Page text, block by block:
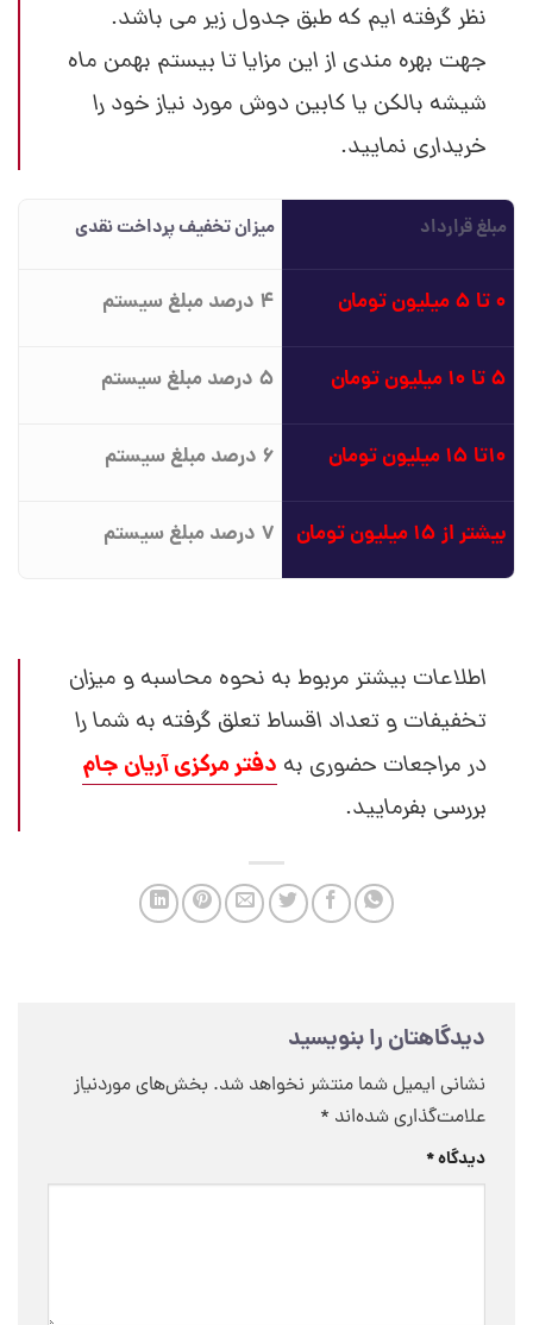
نظر گرفته ایم که طبق جدول زیر می باشد.
جهت بهره مندی از این مزایا تا بیستم بهمن ماه
شیشه بالکن یا کابین دوش مورد نیاز خود را
خریداری نمایید.
مبلغ قرارداد میزان تخفیف پرداخت نقدی
0 تا 5 میلیون تومان 4 درصد مبلغ سیستم
5 تا 10 میلیون تومان 5 درصد مبلغ سیستم
10تا 15 میلیون تومان 6 درصد مبلغ سیستم
بیشتر از 15 میلیون تومان 7 درصد مبلغ سیستم
اطلاعات بیشتر مربوط به نحوه محاسبه و میزان
تخفیفات و تعداد اقساط تعلق گرفته به شما را
در مراجعات حضوری به دفتر مرکزی آریان جام
بررسی بفرمایید.
دیدگاهتان را بنویسید
نشانی ایمیل شما منتشر نخواهد شد. بخش‌های موردنیاز
علامت‌گذاری شده‌اند *
دیدگاه*